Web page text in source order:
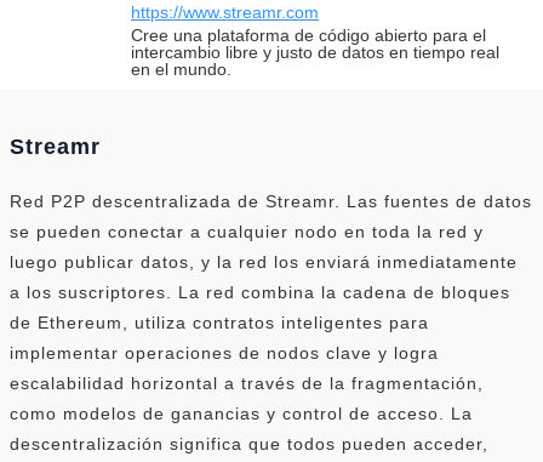
https://www.streamr.com
Cree una plataforma de código abierto para el
intercambio libre y justo de datos en tiempo real
en el mundo.
Streamr
Red P2P descentralizada de Streamr. Las fuentes de datos
se pueden conectar a cualquier nodo en toda la red y
luego publicar datos, y la red los enviará inmediatamente
a los suscriptores. La red combina la cadena de bloques
de Ethereum, utiliza contratos inteligentes para
implementar operaciones de nodos clave y logra
escalabilidad horizontal a través de la fragmentación,
como modelos de ganancias y control de acceso. La
descentralización significa que todos pueden acceder,